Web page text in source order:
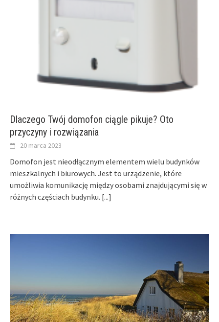
Dlaczego Twój domofon ciągle pikuje? Oto
przyczyny i rozwiązania
20 marca 2023
Domofon jest nieodłącznym elementem wielu budynków
mieszkalnych i biurowych. Jest to urządzenie, które
umożliwia komunikację między osobami znajdującymi się w
różnych częściach budynku. [...]